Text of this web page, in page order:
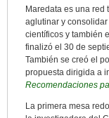
Maredata es una
aglutinar y
científicos y también
finalizó el 30 de
También se creó el
propuesta dirigida a
Recomendaciones
La primera mesa